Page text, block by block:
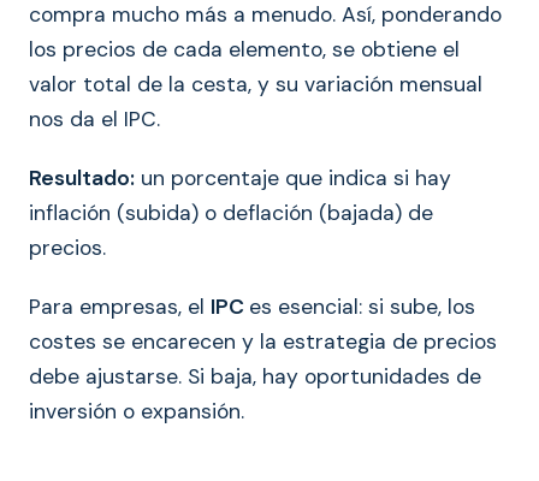
compra mucho más a menudo. Así, ponderando
los precios de cada elemento, se obtiene el
valor total de la cesta, y su variación mensual
nos da el IPC.
Resultado: un porcentaje que indica si hay
inflación (subida) o deflación (bajada) de
precios.
Para empresas, el IPC es esencial: si sube, los
costes se encarecen y la estrategia de precios
debe ajustarse. Si baja, hay oportunidades de
inversión o expansión.